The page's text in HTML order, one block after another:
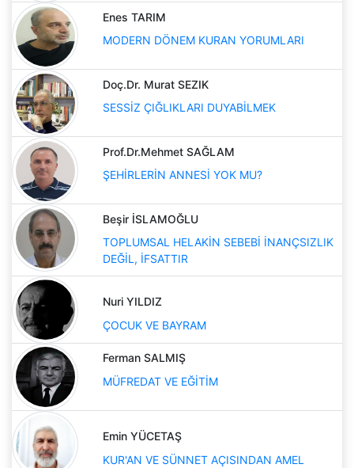
Enes TARIM
MODERN DÖNEM KURAN YORUMLARI
Doç.Dr. Murat SEZIK
SESSİZ ÇIĞLIKLARI DUYABİLMEK
Prof.Dr.Mehmet SAĞLAM
ŞEHİRLERİN ANNESİ YOK MU?
Beşir İSLAMOĞLU
TOPLUMSAL HELAKİN SEBEBİ İNANÇSIZLIK
DEĞİL, İFSATTIR
Nuri YILDIZ
ÇOCUK VE BAYRAM
Ferman SALMIŞ
MÜFREDAT VE EĞİTİM
Emin YÜCETAŞ
KUR'AN VE SÜNNET AÇISINDAN AMEL